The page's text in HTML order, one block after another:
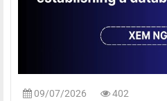
09/07/2026 402